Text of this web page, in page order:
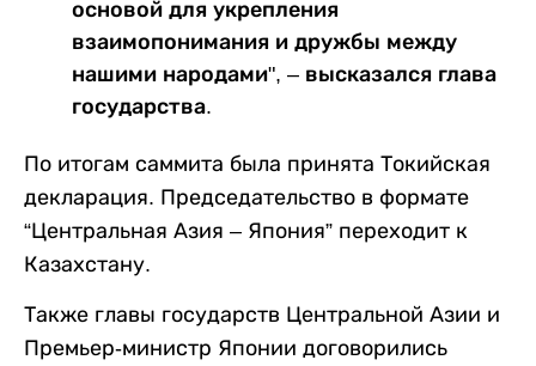
основой для укрепления
взаимопонимания и дружбы между
нашими народами", – высказался глава
государства.
По итогам саммита была принята Токийская
декларация. Председательство в формате
“Центральная Азия – Япония” переходит к
Казахстану.
Также главы государств Центральной Азии и
Премьер-министр Японии договорились